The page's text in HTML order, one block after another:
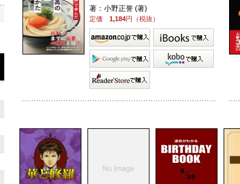
著：小野正誉 (著)
定価 1,184円（税抜）